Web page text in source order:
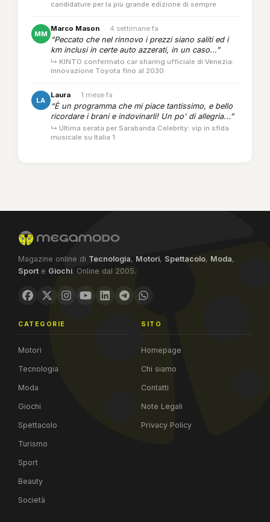
candidature per la più grande edizione di sempre
MM
Marco Mason · 4 settimane fa
“Peccato che nel rinnovo i prezzi siano saliti ed i
km inclusi in certe auto azzerati, in un caso...”
↳ KINTO confermato car sharing ufficiale di Venezia:
innovazione Toyota fino al 2030
LA
Laura · 1 mese fa
“È un programma che mi piace tantissimo, e bello
ricordare i brani e indovinarli! Un po' di allegria...”
↳ Ultima serata per Sarabanda Celebrity: vip in sfida
musicale su Italia 1
Magazine online di Tecnologia, Motori, Spettacolo, Moda,
Sport e Giochi. Online dal 2005.
CATEGORIE
Motori
Tecnologia
Moda
Giochi
Spettacolo
Turismo
Sport
Beauty
Società
SITO
Homepage
Chi siamo
Contatti
Note Legali
Privacy Policy